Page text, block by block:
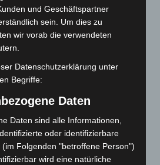
eine sehr hohe Anzahl an
Waffen und gefährlichen
– es zeigt sich also, dass
und zielgerichtete Kontrollen
aus der Anonymität zu
von potenziellen
entgegenzuwirken. Unser
Sicherheit im
und damit den Bürgern und
zu vermitteln.“
und Geschäftspartner
sein. Um dies zu
wir vorab die verwendeten
Datenschutzerklärung unter
Begriffe:
Daten
Daten sind alle Informationen,
oder identifizierbare
Folgenden "betroffene Person")
wird eine natürliche